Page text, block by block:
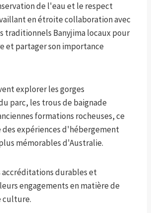
de l'eau et le respect
en étroite collaboration avec
traditionnels Banyjima locaux pour
et partager son importance
explorer les gorges
parc, les trous de baignade
formations rocheuses, ce
expériences d'hébergement
mémorables d'Australie.
accréditations durables et
engagements en matière de
culture.